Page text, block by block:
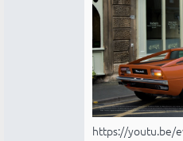
https://youtu.be/